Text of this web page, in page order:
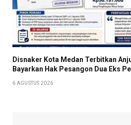
Disnaker Kota Medan Terbitkan
Bayarkan Hak Pesangon Dua Eks
6 AGUSTUS 2026